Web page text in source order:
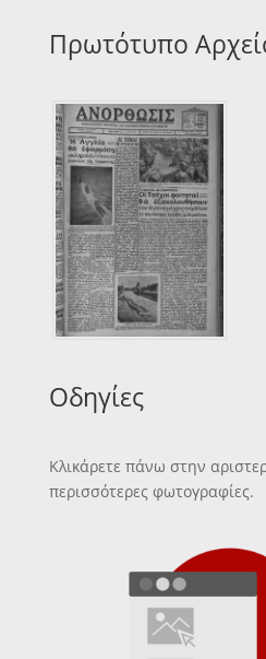
Πρωτότυπο
Οδηγίες
Κλικάρετε πάνω στην
περισσότερες φωτογραφίες.